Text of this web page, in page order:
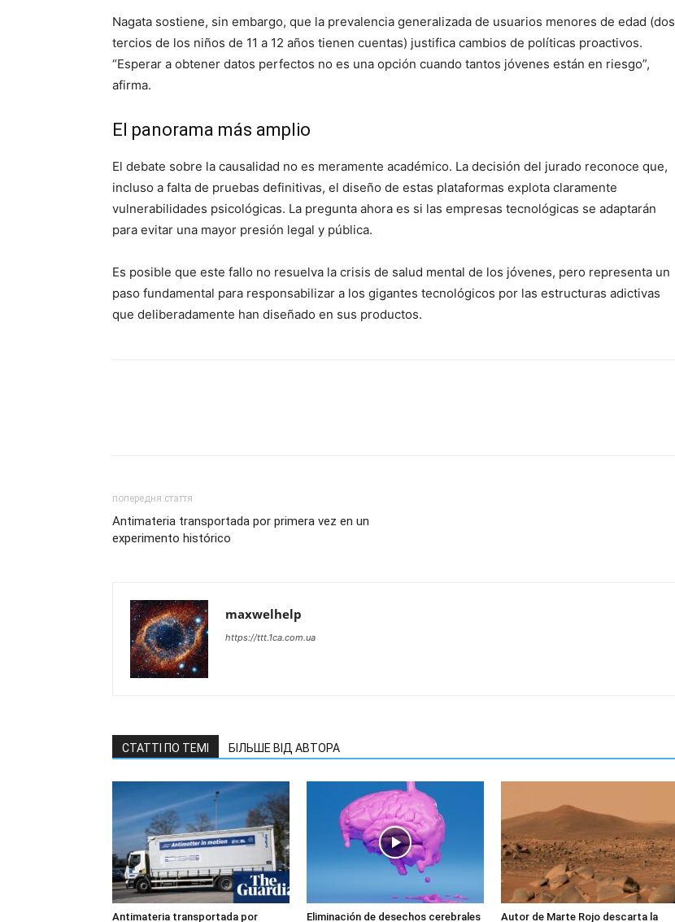
Nagata sostiene, sin embargo, que la prevalencia generalizada de usuarios menores de edad (dos
tercios de los niños de 11 a 12 años tienen cuentas) justifica cambios de políticas proactivos.
“Esperar a obtener datos perfectos no es una opción cuando tantos jóvenes están en riesgo”,
afirma.
El panorama más amplio
El debate sobre la causalidad no es meramente académico. La decisión del jurado reconoce que,
incluso a falta de pruebas definitivas, el diseño de estas plataformas explota claramente
vulnerabilidades psicológicas. La pregunta ahora es si las empresas tecnológicas se adaptarán
para evitar una mayor presión legal y pública.
Es posible que este fallo no resuelva la crisis de salud mental de los jóvenes, pero representa un
paso fundamental para responsabilizar a los gigantes tecnológicos por las estructuras adictivas
que deliberadamente han diseñado en sus productos.
попередня стаття
Antimateria transportada por primera vez en un
experimento histórico
maxwelhelp
https://ttt.1ca.com.ua
СТАТТІ ПО ТЕМІ БІЛЬШЕ ВІД АВТОРА
Antimateria transportada por Eliminación de desechos cerebrales Autor de Marte Rojo descarta la